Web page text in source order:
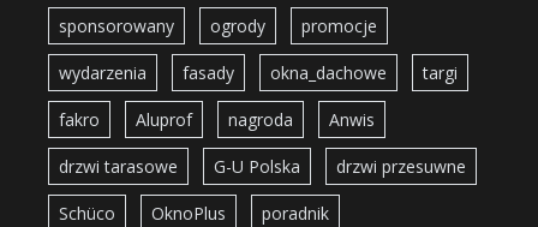
sponsorowany ogrody promocje
wydarzenia fasady okna_dachowe targi
fakro Aluprof nagroda Anwis
drzwi tarasowe G-U Polska drzwi przesuwne
Schüco OknoPlus poradnik